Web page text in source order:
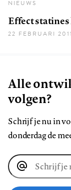
NIEUWS
Effect
22 FEBRUARI 2011
Alle
volgen?
Schrijf je nu in
donderdag de
E-
mailadres